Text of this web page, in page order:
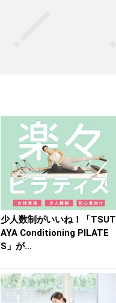
少人数制がいいね！「TSUT
AYA Conditioning PILATE
S」が...